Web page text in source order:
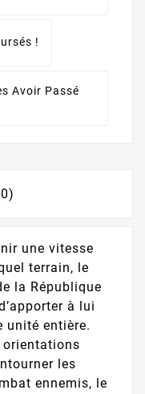
!
Avoir Passé
une vitesse
terrain, le
la République
à lui
unité entière.
orientations
les
ennemis, le